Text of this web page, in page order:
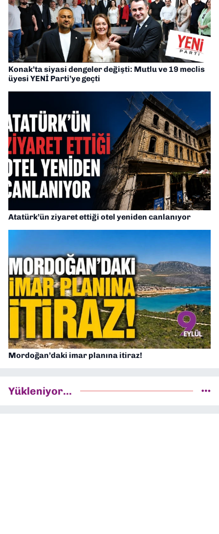
Konak’ta siyasi dengeler değişti: Mutlu ve 19 meclis
üyesi YENİ Parti’ye geçti
Atatürk’ün ziyaret ettiği otel yeniden canlanıyor
Mordoğan’daki imar planına itiraz!
Yükleniyor...